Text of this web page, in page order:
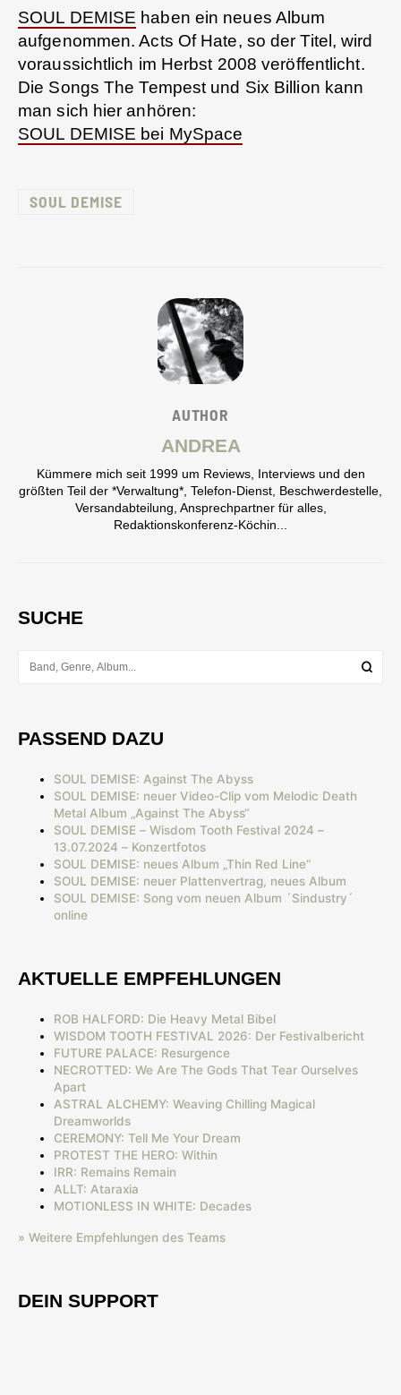
SOUL DEMISE haben ein neues Album
aufgenommen. Acts Of Hate, so der Titel, wird
voraussichtlich im Herbst 2008 veröffentlicht.
Die Songs The Tempest und Six Billion kann
man sich hier anhören:
SOUL DEMISE bei MySpace
SOUL DEMISE
AUTHOR
ANDREA
Kümmere mich seit 1999 um Reviews, Interviews und den
größten Teil der *Verwaltung*, Telefon-Dienst, Beschwerdestelle,
Versandabteilung, Ansprechpartner für alles,
Redaktionskonferenz-Köchin...
SUCHE
PASSEND DAZU
SOUL DEMISE: Against The Abyss
SOUL DEMISE: neuer Video-Clip vom Melodic Death
Metal Album „Against The Abyss“
SOUL DEMISE – Wisdom Tooth Festival 2024 –
13.07.2024 – Konzertfotos
SOUL DEMISE: neues Album „Thin Red Line“
SOUL DEMISE: neuer Plattenvertrag, neues Album
SOUL DEMISE: Song vom neuen Album ´Sindustry´
online
AKTUELLE EMPFEHLUNGEN
ROB HALFORD: Die Heavy Metal Bibel
WISDOM TOOTH FESTIVAL 2026: Der Festivalbericht
FUTURE PALACE: Resurgence
NECROTTED: We Are The Gods That Tear Ourselves
Apart
ASTRAL ALCHEMY: Weaving Chilling Magical
Dreamworlds
CEREMONY: Tell Me Your Dream
PROTEST THE HERO: Within
IRR: Remains Remain
ALLT: Ataraxia
MOTIONLESS IN WHITE: Decades
» Weitere Empfehlungen des Teams
DEIN SUPPORT